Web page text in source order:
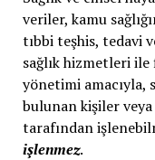
veriler, kamu
tıbbi teşhis, tedavi
sağlık hizmetleri ile
yönetimi amacıyla,
bulunan kişiler
tarafından
işlenmez.